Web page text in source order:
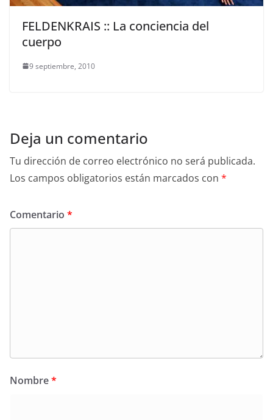
FELDENKRAIS :: La conciencia del
cuerpo
9 septiembre, 2010
Deja un comentario
Tu dirección de correo electrónico no será publicada.
Los campos obligatorios están marcados con *
Comentario *
Nombre*